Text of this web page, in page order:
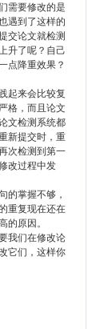
需要修改的是
遇到了这样的
交论文就检测
升了呢？自己
点降重效果？
起来会比较复
格，而且论文
文检测系统都
新提交时，重
次检测到第一
改过程中发
的掌握不够，
重复现在还在
的原因。
我们在修改论
它们，这样你